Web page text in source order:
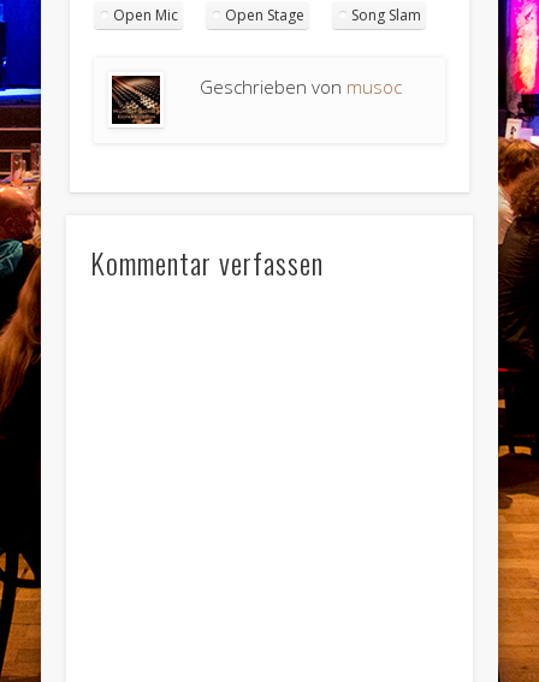
Open Mic Open Stage Song Slam
Geschrieben von musoc
Kommentar verfassen